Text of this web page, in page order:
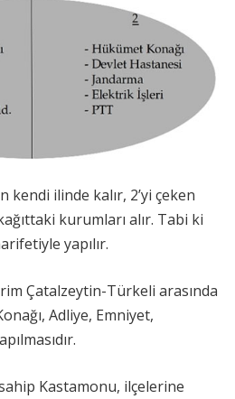
kendi ilinde kalır, 2’yi çeken
kurumları alır. Tabi ki
yapılır.
Çatalzeytin-Türkeli arasında
Adliye, Emniyet,
Kastamonu, ilçelerine